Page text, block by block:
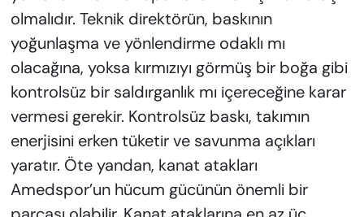
olmalıdır. Teknik direktörün, baskının
yoğunlaşma ve yönlendirme odaklı mı
olacağına, yoksa kırmızıyı görmüş bir boğa gibi
kontrolsüz bir saldırganlık mı içereceğine karar
vermesi gerekir. Kontrolsüz baskı, takımın
enerjisini erken tüketir ve savunma açıkları
yaratır. Öte yandan, kanat atakları
Amedspor’un hücum gücünün önemli bir